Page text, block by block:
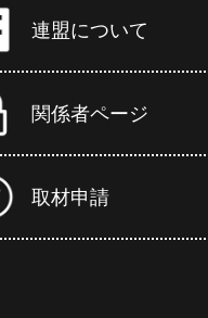
連盟について
関係者ページ
取材申請